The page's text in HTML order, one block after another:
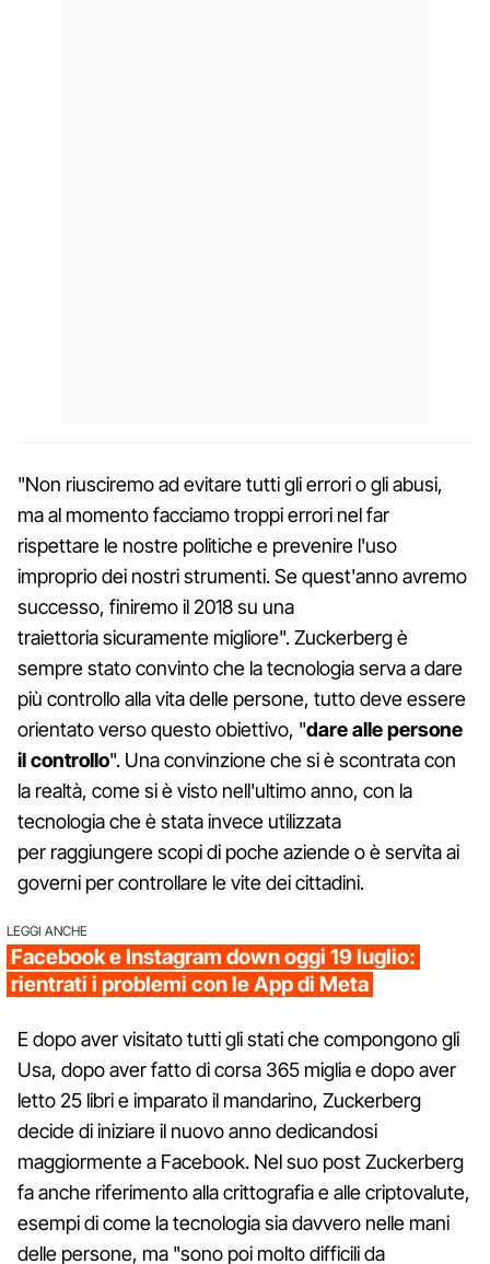
"Non riusciremo ad evitare tutti gli errori o gli abusi,
ma al momento facciamo troppi errori nel far
rispettare le nostre politiche e prevenire l'uso
improprio dei nostri strumenti. Se quest'anno avremo
successo, finiremo il 2018 su una
traiettoria sicuramente migliore". Zuckerberg è
sempre stato convinto che la tecnologia serva a dare
più controllo alla vita delle persone, tutto deve essere
orientato verso questo obiettivo, "dare alle persone
il controllo". Una convinzione che si è scontrata con
la realtà, come si è visto nell'ultimo anno, con la
tecnologia che è stata invece utilizzata
per raggiungere scopi di poche aziende o è servita ai
governi per controllare le vite dei cittadini.
LEGGI ANCHE
Facebook e Instagram down oggi 19 luglio:
rientrati i problemi con le App di Meta
E dopo aver visitato tutti gli stati che compongono gli
Usa, dopo aver fatto di corsa 365 miglia e dopo aver
letto 25 libri e imparato il mandarino, Zuckerberg
decide di iniziare il nuovo anno dedicandosi
maggiormente a Facebook. Nel suo post Zuckerberg
fa anche riferimento alla crittografia e alle criptovalute,
esempi di come la tecnologia sia davvero nelle mani
delle persone, ma "sono poi molto difficili da